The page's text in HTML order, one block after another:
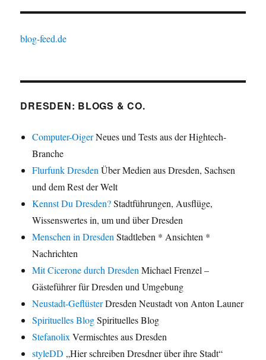
blog-feed.de
DRESDEN: BLOGS & CO.
Computer-OigerNeues und Tests aus der Hightech-
Branche
Flurfunk Dresden Über Medien aus Dresden, Sachsen
und dem Rest der Welt
Kennst Du Dresden?Stadtführungen, Ausflüge,
Wissenswertes in, um und über Dresden
Menschen in Dresden Stadtleben * Ansichten *
Nachrichten
Mit Cicerone durch Dresden Michael Frenzel –
Gästeführer für Dresden und Umgebung
Neustadt-GeflüsterDresden Neustadt von Anton Launer
Spirituelles BlogSpirituelles Blog
Stefanolix Vermischtes aus Dresden
styleDD „Hier schreiben Dresdner über ihre Stadt“